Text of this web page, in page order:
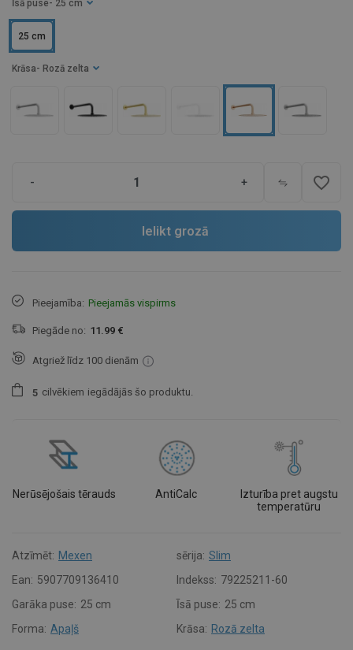
Īsā puse - 25 cm
25 cm
Krāsa - Rozā zelta
- + favorite_border
Ielikt grozā
Pieejamība: Pieejamās vispirms
Piegāde no: 11.99 €
Atgriež līdz 100 dienām
5 cilvēkiem iegādājās šo produktu.
Nerūsējošais tērauds AntiCalc
Izturība pret augstu
temperatūru
Atzīmēt: Mexen sērija: Slim
Ean: 5907709136410 Indekss: 79225211-60
Garāka puse: 25 cm Īsā puse: 25 cm
Forma: Apaļš Krāsa: Rozā zelta